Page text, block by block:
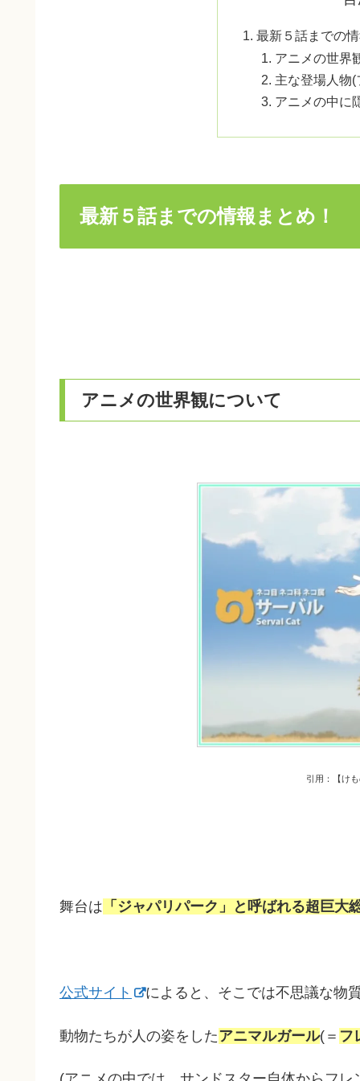
最新５話までの
アニメの世界
主な登場人物
アニメの中に
最新５話までの情報まとめ！
アニメの世界観について
引用：【け
舞台は 「ジャパリパーク」と呼ばれる超巨大
公式サイト によると、そこでは不思議な物
動物たちが人の姿をしたアニマルガール(＝ フ